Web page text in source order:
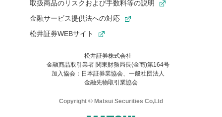
取扱商品のリスクおよび手数料等の説明
金融サービス提供法への対応
松井証券WEBサイト
松井証券株式会社
金融商品取引業者 関東財務局長(金商)第164号
加入協会：日本証券業協会、一般社団法人
金融先物取引業協会
Copyright © Matsui Securities Co,Ltd
お気に入り機能は松井証券の会員限定の機能です。
お気に入り登録いただくと、後からいつでもお気に入りのコンテ
ンツを一覧でご確認いただけます。
ご利用いただくには口座開設が必要です。